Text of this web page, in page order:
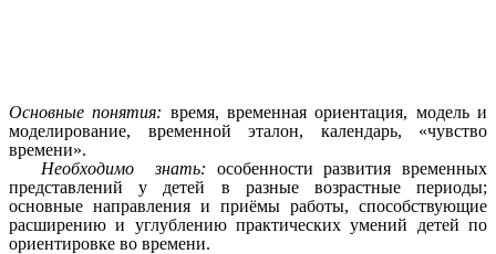
Основные понятия: время, временная ориентация, модель и
моделирование, временной эталон, календарь, «чувство
времени».
Необходимо знать: особенности развития временных
представлений у детей в разные возрастные периоды;
основные направления и приёмы работы, способствующие
расширению и углублению практических умений детей по
ориентировке во времени.